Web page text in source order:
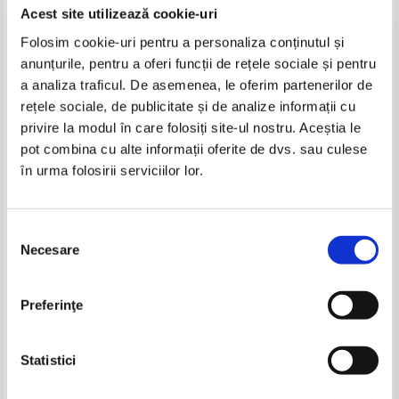
Acest site utilizează cookie-uri
Folosim cookie-uri pentru a personaliza conținutul și
anunțurile, pentru a oferi funcții de rețele sociale și pentru
a analiza traficul. De asemenea, le oferim partenerilor de
rețele sociale, de publicitate și de analize informații cu
privire la modul în care folosiți site-ul nostru. Aceștia le
pot combina cu alte informații oferite de dvs. sau culese
în urma folosirii serviciilor lor.
consimțământului
Necesare
Preferinţe
Statistici
Pret: